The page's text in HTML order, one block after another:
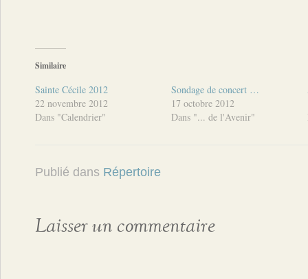
Similaire
Sainte Cécile 2012
22 novembre 2012
Dans "Calendrier"
Sondage de concert …
17 octobre 2012
Dans "... de l'Avenir"
Publié dans Répertoire
Laisser un commentaire